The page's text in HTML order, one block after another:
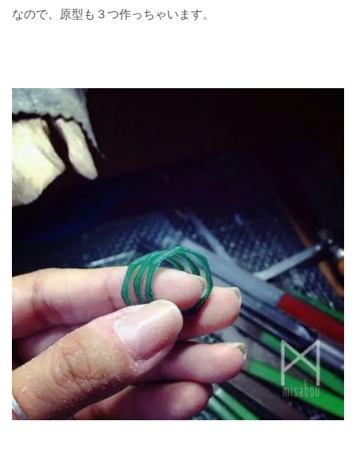
なので、原型も３つ作っちゃいます。